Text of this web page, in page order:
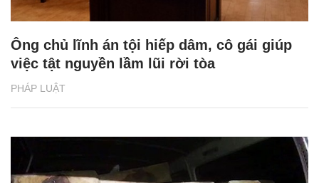
PHÁP LUẬT
Ông chủ lĩnh án tội hiếp dâm, cô gái giúp
việc tật nguyền lầm lũi rời tòa